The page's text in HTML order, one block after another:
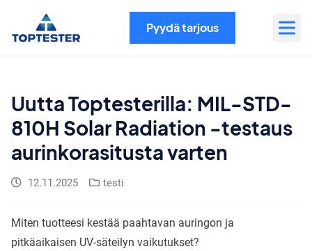
sisältöön
Pyydä tarjous
Uutta Toptesterilla: MIL-STD-
810H Solar Radiation -testaus
aurinkorasitusta varten
12.11.2025 testi
Miten tuotteesi kestää paahtavan auringon ja
pitkäaikaisen UV-säteilyn vaikutukset?